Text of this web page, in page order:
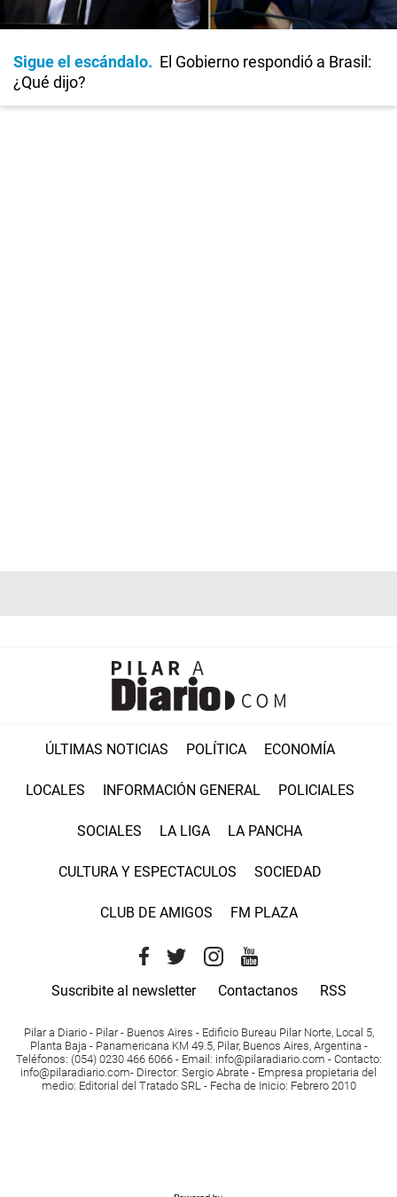
Sigue el escándalo
El Gobierno respondió a Brasil:
¿Qué dijo?
ÚLTIMAS NOTICIAS POLÍTICA ECONOMÍA
LOCALES INFORMACIÓN GENERAL POLICIALES
SOCIALES LA LIGA LA PANCHA
CULTURA Y ESPECTACULOS SOCIEDAD
CLUB DE AMIGOS FM PLAZA
Suscribite al newsletter Contactanos RSS
Pilar a Diario - Pilar - Buenos Aires - Edificio Bureau Pilar Norte, Local 5,
Planta Baja - Panamericana KM 49.5, Pilar, Buenos Aires, Argentina -
Teléfonos: (054) 0230 466 6066 - Email : info@pilaradiario.com - Contacto:
info@pilaradiario.com- Director: Sergio Abrate - Empresa propietaria del
medio: Editorial del Tratado SRL - Fecha de Inicio: Febrero 2010